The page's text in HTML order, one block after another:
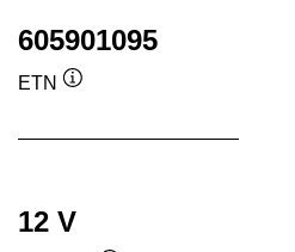
605901095
ETN
12 V